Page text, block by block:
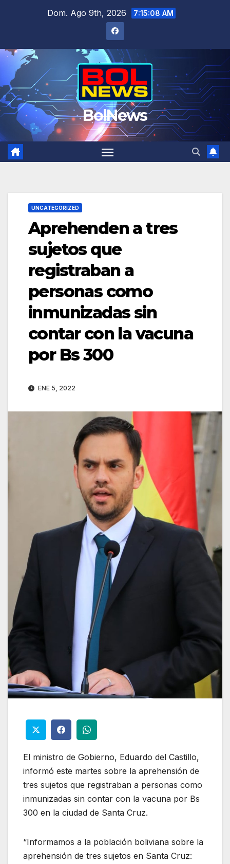
Dom. Ago 9th, 2026 7:15:09 AM
BolNews
UNCATEGORIZED
Aprehenden a tres
sujetos que
registraban a
personas como
inmunizadas sin
contar con la vacuna
por Bs 300
ENE 5, 2022
El ministro de Gobierno, Eduardo del Castillo,
informó este martes sobre la aprehensión de
tres sujetos que registraban a personas como
inmunizadas sin contar con la vacuna por Bs
300 en la ciudad de Santa Cruz.
“Informamos a la población boliviana sobre la
aprehensión de tres sujetos en Santa Cruz: